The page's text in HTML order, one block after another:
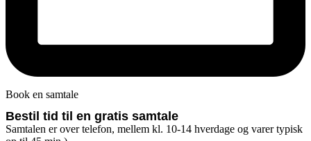
Book en samtale
Bestil tid til en gratis samtale
Samtalen er over telefon, mellem kl. 10-14 hverdage og varer typisk